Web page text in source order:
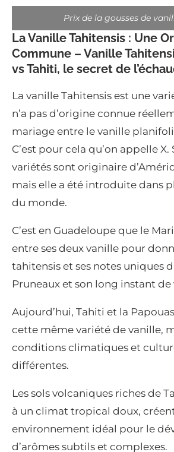
Prix de la gousses de
La Vanille Tahitensis : Une
Commune – Vanille
vs Tahiti, le secret de
La vanille Tahitensis est une
n’a pas d’origine connue
mariage entre le vanille
C’est pour cela qu’on appelle X.
variétés sont originaire
mais elle a été introduite dans
du monde.
C’est en Guadeloupe que le
entre ses deux vanille pour
tahitensis et ses notes uniques
Pruneaux et son long instant de
Aujourd’hui, Tahiti et la
cette même variété de vanille,
conditions climatiques et
différentes.
Les sols volcaniques riches de
à un climat tropical doux,
environnement idéal pour le
d’arômes subtils et complexes.